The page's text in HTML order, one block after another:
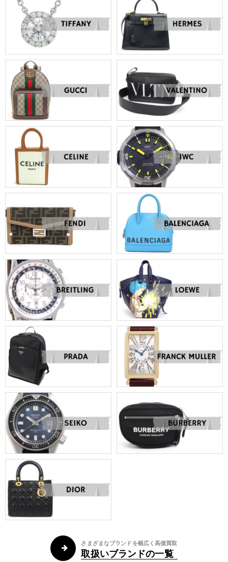
さまざまなブランドを幅広く高価買取
取扱いブランドの一覧